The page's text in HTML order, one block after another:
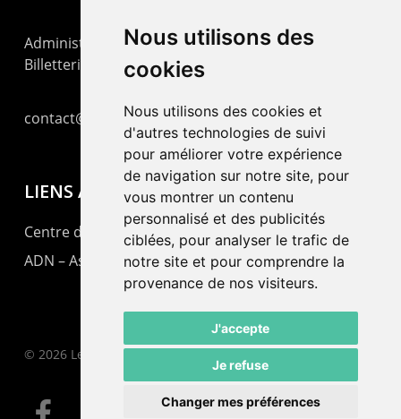
Nous utilisons des
cookies
Nous utilisons des cookies et
d'autres technologies de suivi
pour améliorer votre expérience
de navigation sur notre site, pour
vous montrer un contenu
personnalisé et des publicités
ciblées, pour analyser le trafic de
notre site et pour comprendre la
provenance de nos visiteurs.
J'accepte
Je refuse
Changer mes préférences
Administration : +41 32 725 03 03
Billetterie : +41 32 725 05 05
contact@lepommier.ch
LIENS AMIS
Centre de culture ABC
ADN – Association Danse Neuchâtel
© 2026 Le Pommier.
facebook email